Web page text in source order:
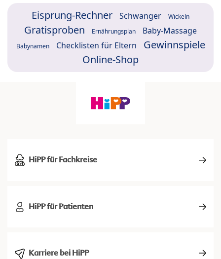
Eisprung-Rechner Schwanger Wickeln
Gratisproben Ernährungsplan Baby-Massage
Babynamen Checklisten für Eltern
Gewinnspiele
Online-Shop
HiPP für Fachkreise
HiPP für Patienten
Karriere bei HiPP